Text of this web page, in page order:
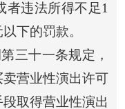
者违法所得不足1
下的罚款。
三十一条规定，
营业性演出许可
取得营业性演出